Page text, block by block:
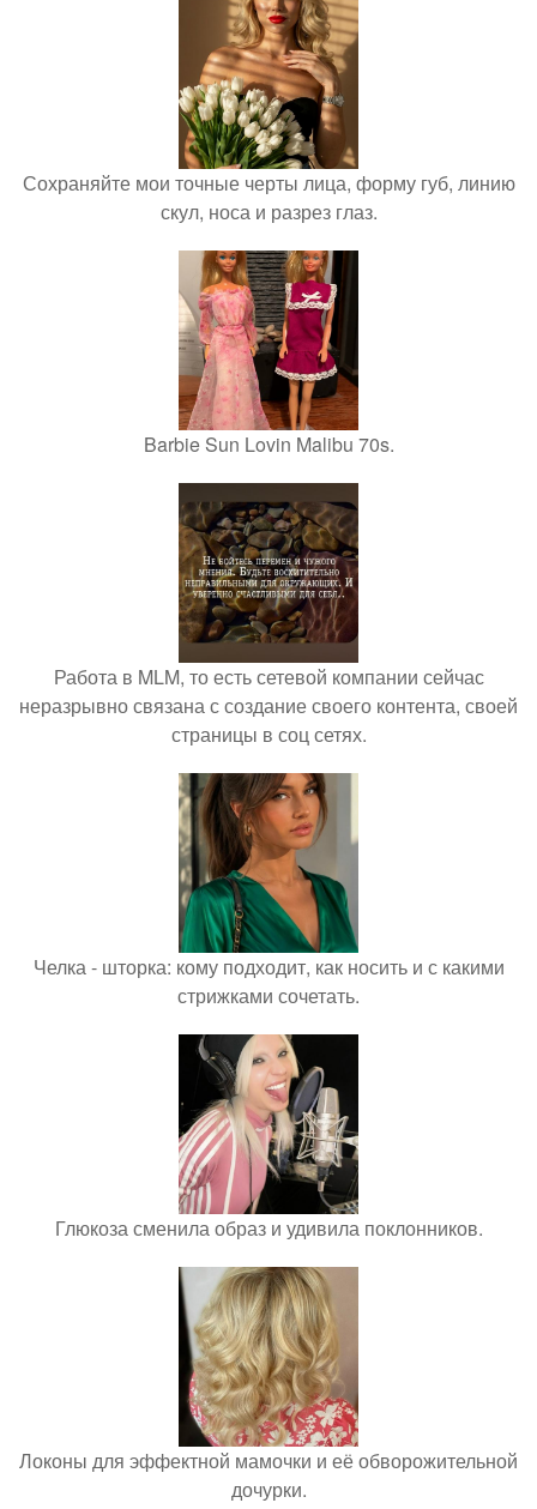
Сохраняйте мои точные черты лица, форму губ, линию
скул, носа и разрез глаз.
Barbie Sun Lovin Malibu 70s.
Работа в MLM, то есть сетевой компании сейчас
неразрывно связана с создание своего контента, своей
страницы в соц сетях.
Челка - шторка: кому подходит, как носить и с какими
стрижками сочетать.
Глюкоза сменила образ и удивила поклонников.
Локоны для эффектной мамочки и её обворожительной
дочурки.